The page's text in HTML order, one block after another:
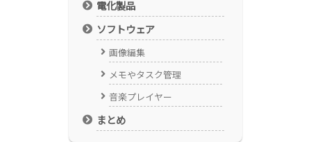
電化製品
ソフトウェア
画像編集
メモやタスク管理
音楽プレイヤー
まとめ